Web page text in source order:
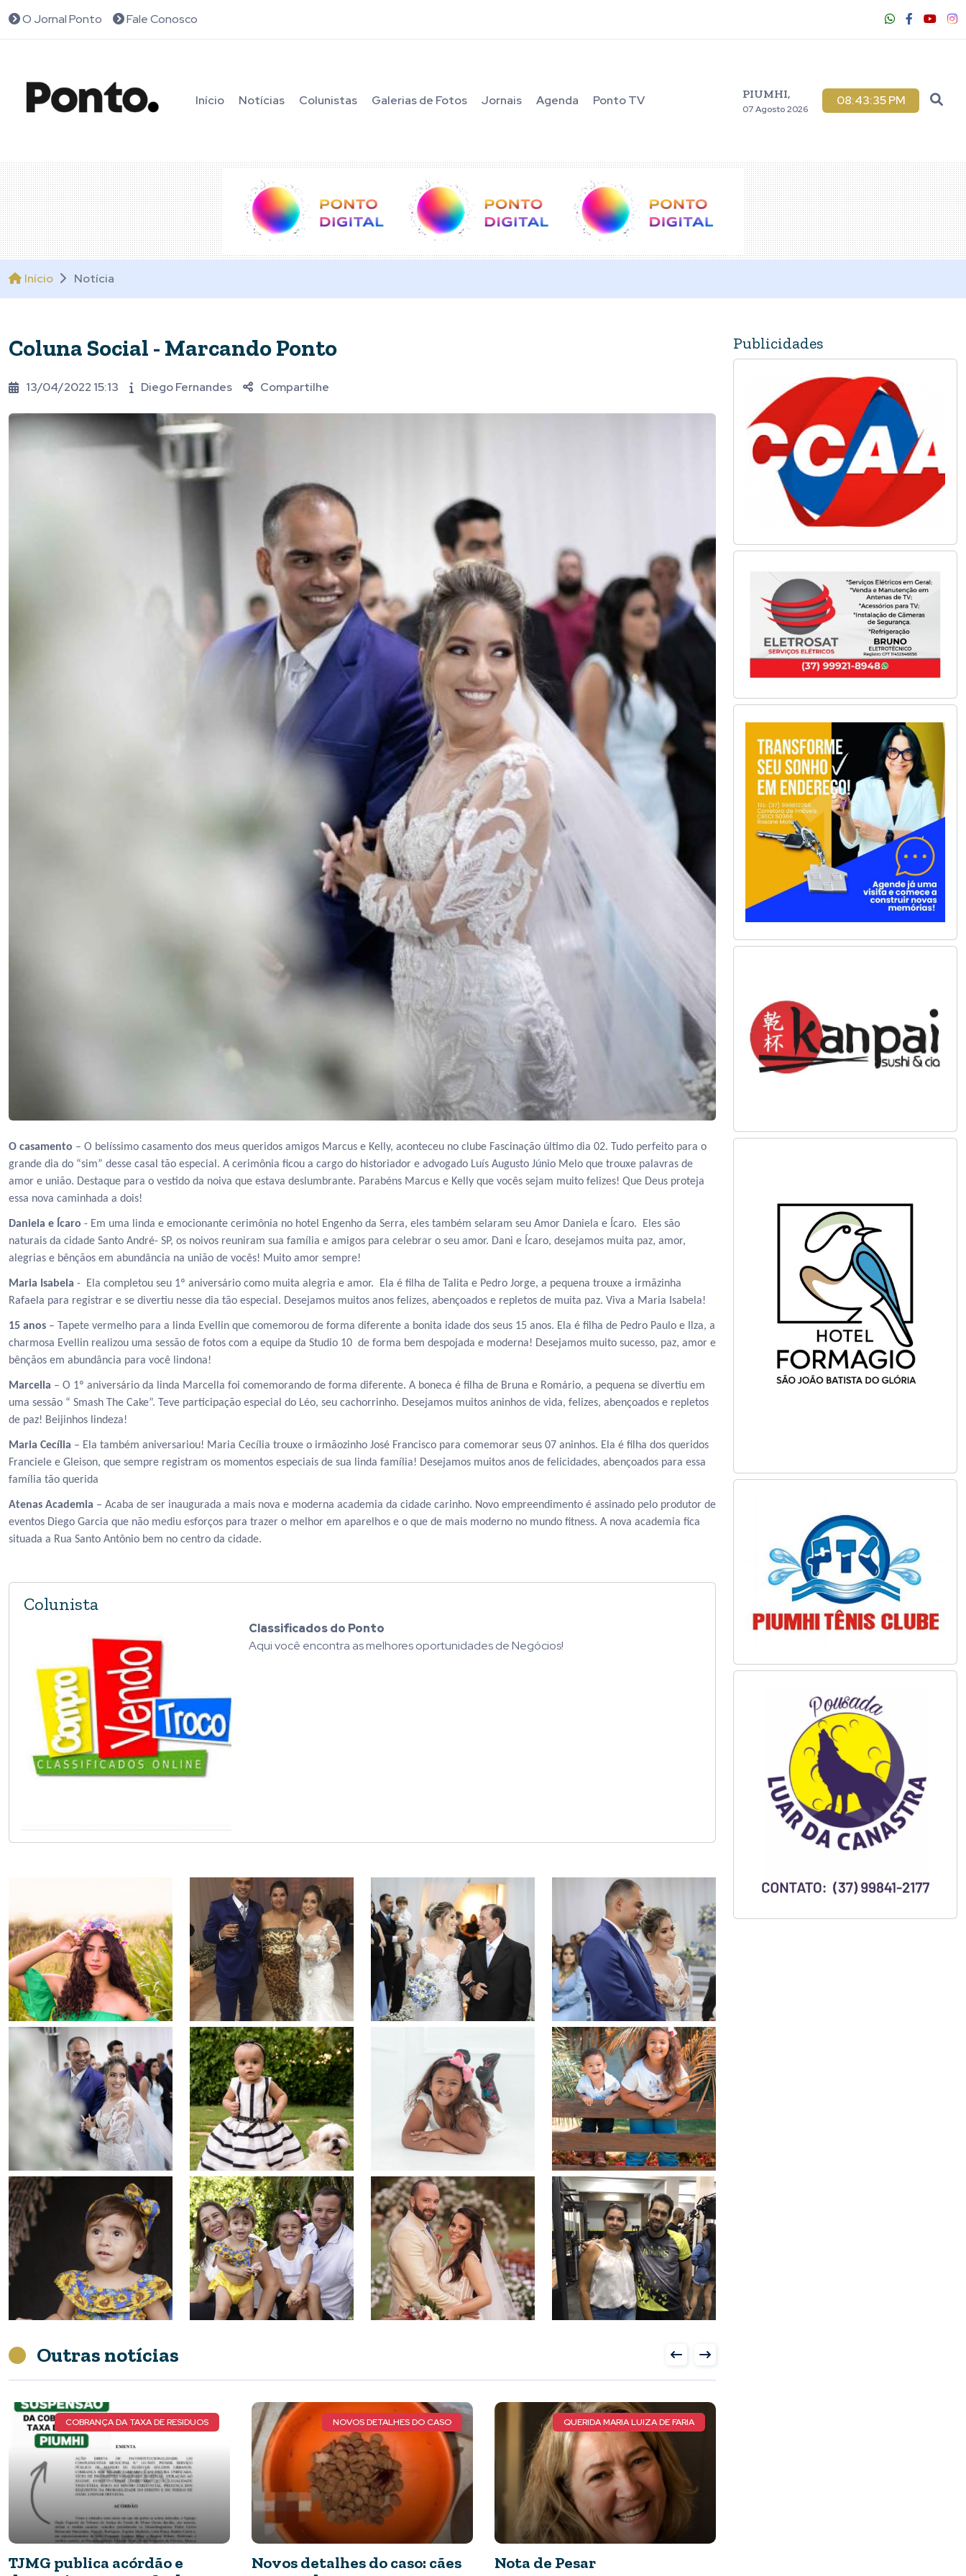
O Jornal Ponto Fale Conosco
Início Notícias Colunistas Galerias de Fotos Jornais Agenda Ponto TV PIUMHI,
07 Agosto 2026
08:43:37 PM
Início Notícia
Coluna Social - Marcando Ponto
13/04/2022 15:13 Diego Fernandes Compartilhe
O casamento – O belíssimo casamento dos meus queridos amigos Marcus e Kelly, aconteceu no clube Fascinação último dia 02. Tudo perfeito para o
grande dia do “sim” desse casal tão especial. A cerimônia ficou a cargo do historiador e advogado Luís Augusto Júnio Melo que trouxe palavras de
amor e união. Destaque para o vestido da noiva que estava deslumbrante. Parabéns Marcus e Kelly que vocês sejam muito felizes! Que Deus proteja
essa nova caminhada a dois!
Daniela e Ícaro - Em uma linda e emocionante cerimônia no hotel Engenho da Serra, eles também selaram seu Amor Daniela e Ícaro. Eles são
naturais da cidade Santo André- SP, os noivos reuniram sua família e amigos para celebrar o seu amor. Dani e Ícaro, desejamos muita paz, amor,
alegrias e bênçãos em abundância na união de vocês! Muito amor sempre!
Maria Isabela - Ela completou seu 1º aniversário como muita alegria e amor. Ela é filha de Talita e Pedro Jorge, a pequena trouxe a irmãzinha
Rafaela para registrar e se divertiu nesse dia tão especial. Desejamos muitos anos felizes, abençoados e repletos de muita paz. Viva a Maria Isabela!
15 anos – Tapete vermelho para a linda Evellin que comemorou de forma diferente a bonita idade dos seus 15 anos. Ela é filha de Pedro Paulo e Ilza, a
charmosa Evellin realizou uma sessão de fotos com a equipe da Studio 10 de forma bem despojada e moderna! Desejamos muito sucesso, paz, amor e
bênçãos em abundância para você lindona!
Marcella – O 1º aniversário da linda Marcella foi comemorando de forma diferente. A boneca é filha de Bruna e Romário, a pequena se divertiu em
uma sessão “ Smash The Cake”. Teve participação especial do Léo, seu cachorrinho. Desejamos muitos aninhos de vida, felizes, abençoados e repletos
de paz! Beijinhos lindeza!
Maria Cecília – Ela também aniversariou! Maria Cecília trouxe o irmãozinho José Francisco para comemorar seus 07 aninhos. Ela é filha dos queridos
Franciele e Gleison, que sempre registram os momentos especiais de sua linda família! Desejamos muitos anos de felicidades, abençoados para essa
família tão querida
Atenas Academia – Acaba de ser inaugurada a mais nova e moderna academia da cidade carinho. Novo empreendimento é assinado pelo produtor de
eventos Diego Garcia que não mediu esforços para trazer o melhor em aparelhos e o que de mais moderno no mundo fitness. A nova academia fica
situada a Rua Santo Antônio bem no centro da cidade.
Colunista
Classificados do Ponto
Aqui você encontra as melhores oportunidades de Negócios!
Outras notícias
NOVOS DETALHES DO CASO
Novos detalhes do caso: cães
QUERIDA MARIA LUIZA DE FARIA
Nota de Pesar
ATLETA TOTAL
Vem aí o ATLETA TOTAL, a
Publicidades